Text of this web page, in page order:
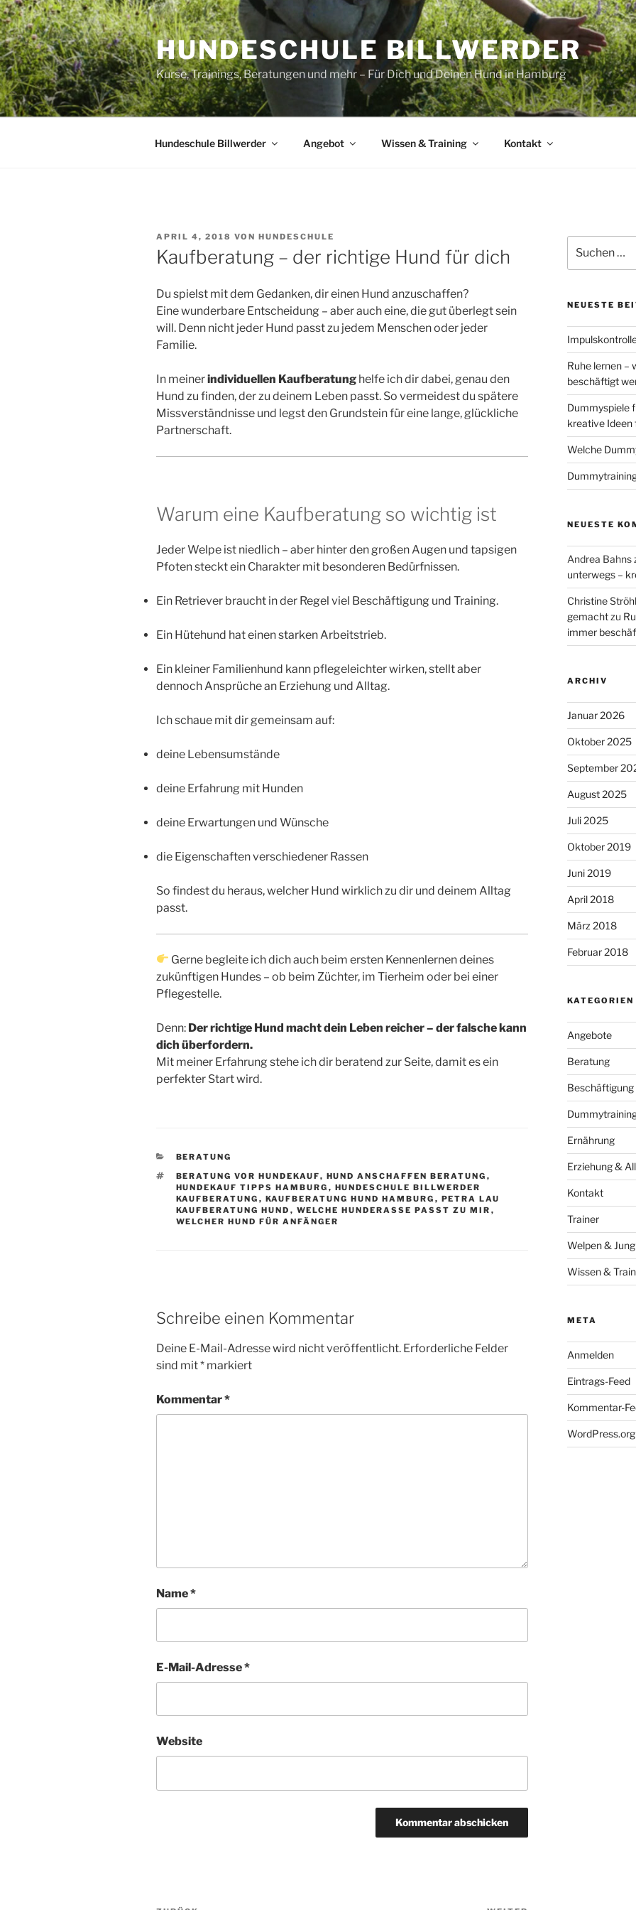
Zum
Inhalt
springen
HUNDESCHULE BILLWERDER
Kurse, Trainings, Beratungen und mehr – Für Dich und Deinen Hund in Hamburg
Hundeschule Billwerder Angebot Wissen & Training Kontakt
VERÖFFENTLICHT
AM
APRIL 4, 2018 VON HUNDESCHULE
Kaufberatung – der richtige Hund für dich
Du spielst mit dem Gedanken, dir einen Hund anzuschaffen?
Eine wunderbare Entscheidung – aber auch eine, die gut überlegt sein
will. Denn nicht jeder Hund passt zu jedem Menschen oder jeder
Familie.
In meinerindividuellen Kaufberatung helfe ich dir dabei, genau den
Hund zu finden, der zu deinem Leben passt. So vermeidest du spätere
Missverständnisse und legst den Grundstein für eine lange, glückliche
Partnerschaft.
Warum eine Kaufberatung so wichtig ist
Jeder Welpe ist niedlich – aber hinter den großen Augen und tapsigen
Pfoten steckt ein Charakter mit besonderen Bedürfnissen.
Ein Retriever braucht in der Regel viel Beschäftigung und Training.
Ein Hütehund hat einen starken Arbeitstrieb.
Ein kleiner Familienhund kann pflegeleichter wirken, stellt aber
dennoch Ansprüche an Erziehung und Alltag.
Ich schaue mit dir gemeinsam auf:
deine Lebensumstände
deine Erfahrung mit Hunden
deine Erwartungen und Wünsche
die Eigenschaften verschiedener Rassen
So findest du heraus, welcher Hund wirklich zu dir und deinem Alltag
passt.
Gerne begleite ich dich auch beim ersten Kennenlernen deines
zukünftigen Hundes – ob beim Züchter, im Tierheim oder bei einer
Pflegestelle.
Denn: Der richtige Hund macht dein Leben reicher – der falsche kann
dich überfordern.
Mit meiner Erfahrung stehe ich dir beratend zur Seite, damit es ein
perfekter Start wird.
KATEGORIEN
BERATUNG
SCHLAGWÖRTER
BERATUNG VOR HUNDEKAUF, HUND ANSCHAFFEN BERATUNG ,
HUNDEKAUF TIPPS HAMBURG , HUNDESCHULE BILLWERDER
KAUFBERATUNG , KAUFBERATUNG HUND HAMBURG , PETRA LAU
KAUFBERATUNG HUND , WELCHE HUNDERASSE PASST ZU MIR ,
WELCHER HUND FÜR ANFÄNGER
Schreibe einen Kommentar
Deine E-Mail-Adresse wird nicht veröffentlicht. Erforderliche Felder
sind mit* markiert
Kommentar*
Name*
E-Mail-Adresse*
Website
nach:
NEUESTE
Ruhe lernen –
beschäftigt
Dummyspiele
kreative Ideen
Welche
NEUESTE
Andrea Bahns
unterwegs –
Christine
gemachtzu
immer
ARCHIV
Januar 2026
Oktober 2025
September
August 2025
Juli 2025
Oktober 2019
Juni 2019
April 2018
März 2018
Februar 2018
KATEGORIEN
Angebote
Beratung
Ernährung
Erziehung &
Kontakt
Trainer
Welpen &
Wissen &
META
Anmelden
Eintrags-Feed
Kommentar-
WordPress.org